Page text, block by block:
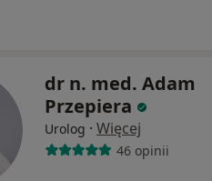
dr n. med. Adam
Przepiera
Urolog · Więcej
46 opinii